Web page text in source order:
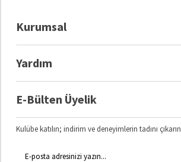
Kurumsal
Yardım
E-Bülten Üyelik
Kulübe katılın; indirim ve deneyimlerin tadını çıkarın